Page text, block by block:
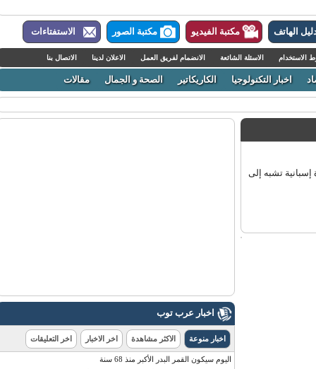
الهاتف مكتبة الفيديو مكتبة الصور الاستفتاءات
الاسئلة الشائعة الانضمام لفريق العمل الاعلان لدينا الاتصال بنا
اخبار التكنولوجيا الكاريكاتير الصحة و الجمال مقالات
تشبه إلى
اخبار عرب توب
اخبار منوعة الاكثر مشاهدة اخر الاخبار اخر التعليقات
اليوم سيكون القمر البدر الأكبر منذ 68 سنة